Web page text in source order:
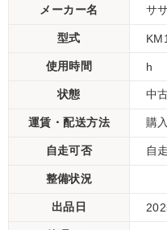
メーカー名 サ
型式
使用時間 h
状態 中
運賃・配送方法 購
自走可否 自
整備状況
出品日